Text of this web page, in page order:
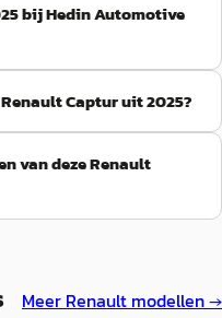
bij Hedin Automotive
Captur uit 2025?
van deze Renault
Meer Renault modellen →